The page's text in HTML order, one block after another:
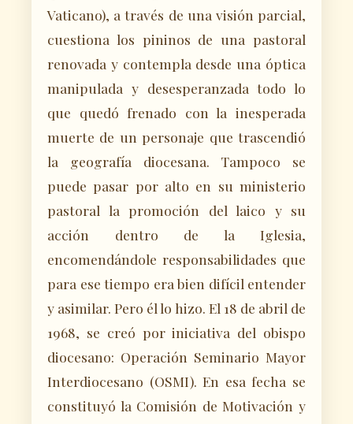
Vaticano), a través de una visión parcial,
cuestiona los pininos de una pastoral
renovada y contempla desde una óptica
manipulada y desesperanzada todo lo
que quedó frenado con la inesperada
muerte de un personaje que trascendió
la geografía diocesana. Tampoco se
puede pasar por alto en su ministerio
pastoral la promoción del laico y su
acción dentro de la Iglesia,
encomendándole responsabilidades que
para ese tiempo era bien difícil entender
y asimilar. Pero él lo hizo. El 18 de abril de
1968, se creó por iniciativa del obispo
diocesano: Operación Seminario Mayor
Interdiocesano (OSMI). En esa fecha se
constituyó la Comisión de Motivación y